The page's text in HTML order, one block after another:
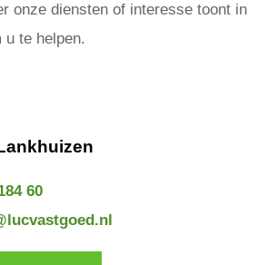
onze diensten of interesse toont in
te helpen.
60